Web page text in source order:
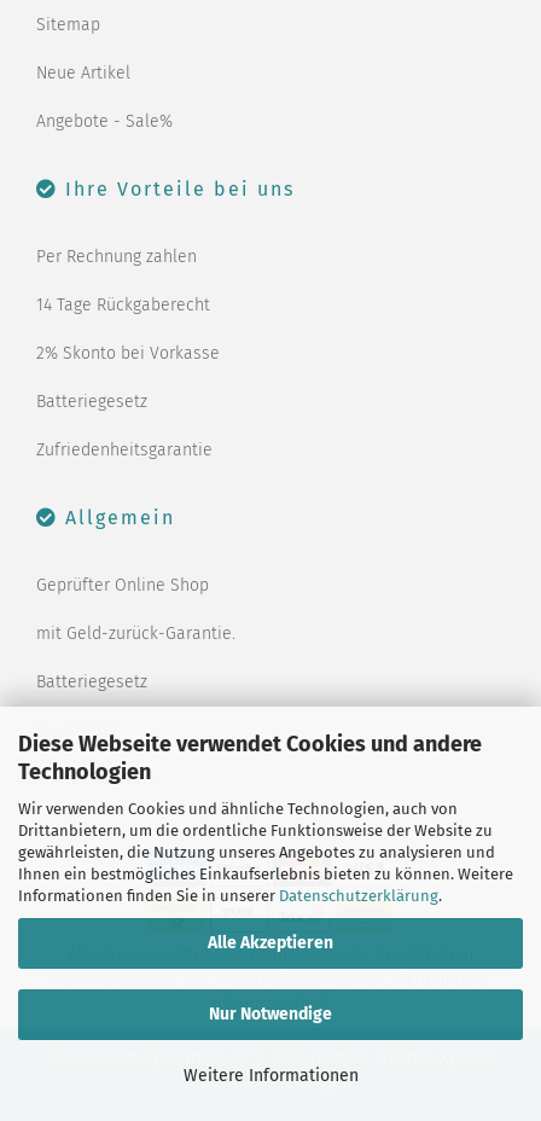
Diese Webseite verwendet Cookies und andere
Technologien
Wir verwenden Cookies und ähnliche Technologien, auch von
Drittanbietern, um die ordentliche Funktionsweise der Website zu
gewährleisten, die Nutzung unseres Angebotes zu analysieren und
Ihnen ein bestmögliches Einkaufserlebnis bieten zu können. Weitere
Informationen finden Sie in unserer Datenschutzerklärung.
Alle Akzeptieren
Nur Notwendige
Weitere Informationen
Sitemap
Neue Artikel
Angebote - Sale%
Ihre Vorteile bei uns
Per Rechnung zahlen
14 Tage Rückgaberecht
2% Skonto bei Vorkasse
Batteriegesetz
Zufriedenheitsgarantie
Allgemein
Geprüfter Online Shop
mit Geld-zurück-Garantie.
Batteriegesetz
Merkzettel
Kontaktformular
Alle Preise verstehen sich inklusive der gesetzlichen
gekennzeichnet.
Cookie Einstellungen